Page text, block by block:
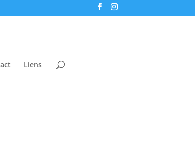
Liens